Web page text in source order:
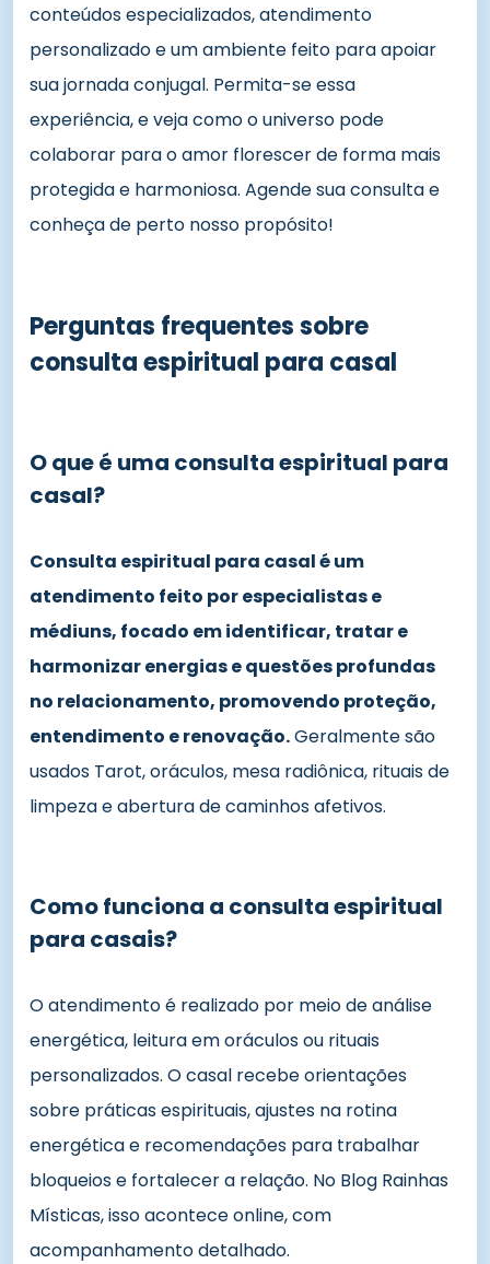
conteúdos especializados, atendimento
personalizado e um ambiente feito para apoiar
sua jornada conjugal. Permita-se essa
experiência, e veja como o universo pode
colaborar para o amor florescer de forma mais
protegida e harmoniosa. Agende sua consulta e
conheça de perto nosso propósito!
Perguntas frequentes sobre
consulta espiritual para casal
O que é uma consulta espiritual para
casal?
Consulta espiritual para casal é um
atendimento feito por especialistas e
médiuns, focado em identificar, tratar e
harmonizar energias e questões profundas
no relacionamento, promovendo proteção,
entendimento e renovação.Geralmente são
usados Tarot, oráculos, mesa radiônica, rituais de
limpeza e abertura de caminhos afetivos.
Como funciona a consulta espiritual
para casais?
O atendimento é realizado por meio de análise
energética, leitura em oráculos ou rituais
personalizados. O casal recebe orientações
sobre práticas espirituais, ajustes na rotina
energética e recomendações para trabalhar
bloqueios e fortalecer a relação. No Blog Rainhas
Místicas, isso acontece online, com
acompanhamento detalhado.